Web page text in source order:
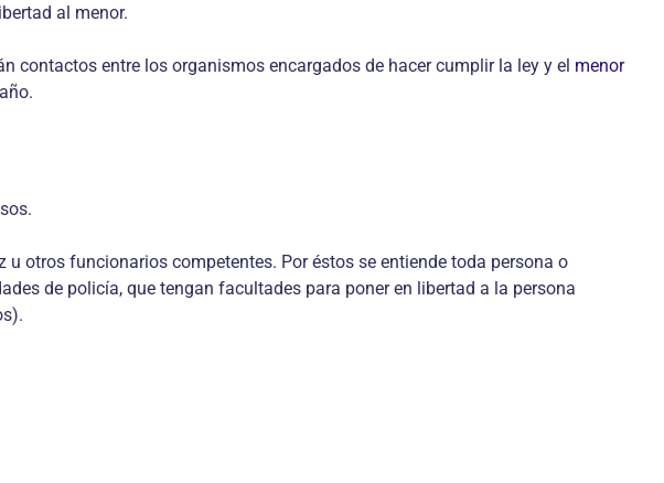
al menor.
contactos entre los organismos encargados de hacer cumplir la ley y el menor
otros funcionarios competentes. Por éstos se entiende toda persona o
de policía, que tengan facultades para poner en libertad a la persona